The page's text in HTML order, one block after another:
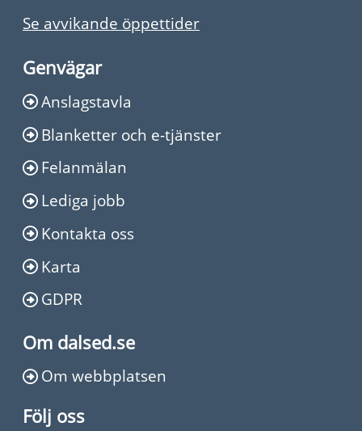
Se avvikande öppettider
Genvägar
Anslagstavla
Blanketter och e-tjänster
Felanmälan
Lediga jobb
Kontakta oss
Karta
GDPR
Om dalsed.se
Om webbplatsen
Följ oss